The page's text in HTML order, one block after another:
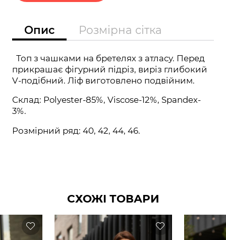
Опис Розмірна сітка
Топ з чашками на бретелях з атласу. Перед
прикрашає фігурний підріз, виріз глибокий
V-подібний. Ліф виготовлено подвійним.
Склад: Polyester-85%, Viscose-12%, Spandex-
3%.
Розмірний ряд: 40, 42, 44, 46.
СХОЖІ ТОВАРИ